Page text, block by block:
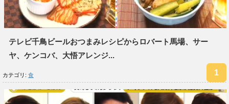
テレビ千鳥ビールおつまみレシピからロバート馬場、サー
ヤ、ケンコバ、大悟アレンジ...
カテゴリ: 食